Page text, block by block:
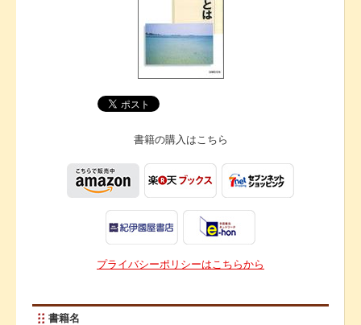
書籍の購入はこちら
プライバシーポリシーはこちらから
書籍名